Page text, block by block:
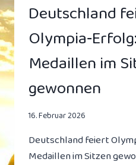
Deutschland
Medaillen im
gewonnen
16. Februar 2026
Deutschland feiert
Medaillen im Sitzen